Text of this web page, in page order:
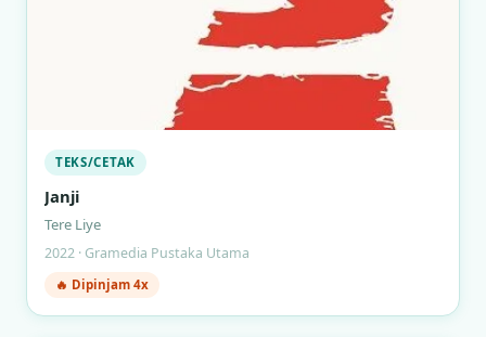
TEKS/CETAK
Janji
Tere Liye
2022 · Gramedia Pustaka Utama
🔥 Dipinjam 4x